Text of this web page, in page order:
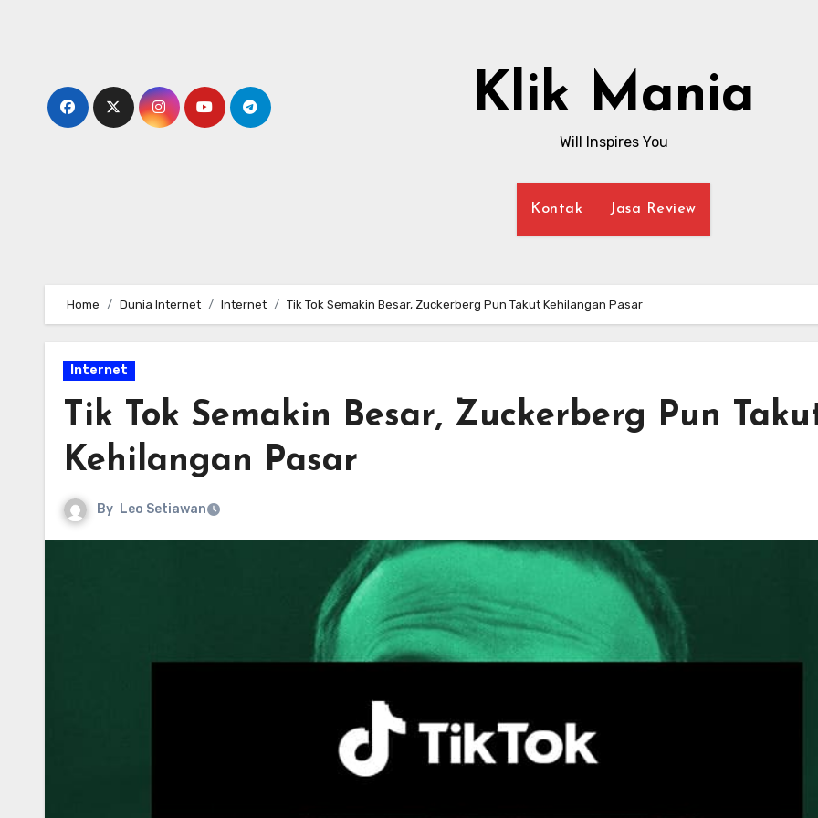
Klik Mania
Will Inspires You
Kontak Jasa Review
Home Dunia Internet Internet Tik Tok Semakin Besar, Zuckerberg Pun Takut Kehilangan Pasar
Internet
Tik Tok Semakin Besar, Zuckerberg Pun
Kehilangan Pasar
By Leo Setiawan